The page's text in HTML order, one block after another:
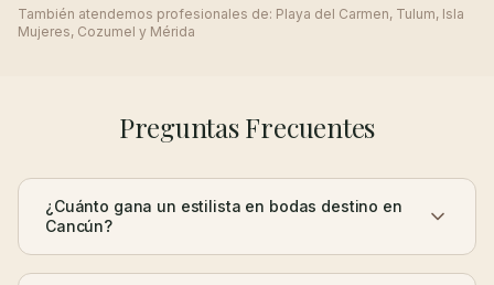
También atendemos profesionales de: Playa del Carmen, Tulum, Isla
Mujeres, Cozumel y Mérida
Preguntas Frecuentes
¿Cuánto gana un estilista en bodas destino en
Cancún?